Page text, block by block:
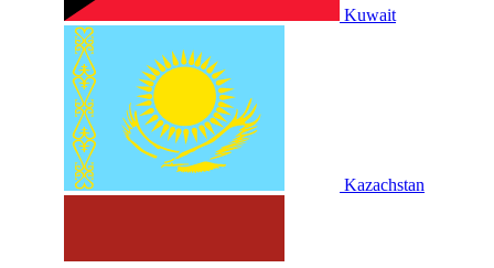
Kuwait
Kazachstan